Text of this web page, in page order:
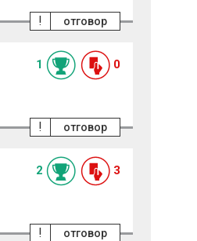
отговор
!
1 0
отговор
!
2 3
отговор
!